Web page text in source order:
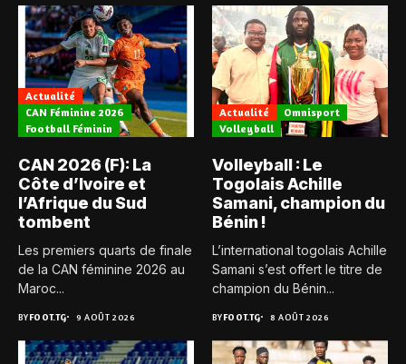
Actualité
CAN Féminine 2026
Football Féminin
CAN 2026 (F): La
Côte d’Ivoire et
l’Afrique du Sud
tombent
Les premiers quarts de finale
de la CAN féminine 2026 au
Maroc...
BYFOOT.TG 9 AOÛT 2026
Actualité
Omnisport
Volleyball
Volleyball : Le
Togolais Achille
Samani, champion du
Bénin !
L’international togolais Achille
Samani s’est offert le titre de
champion du Bénin...
BYFOOT.TG 8 AOÛT 2026